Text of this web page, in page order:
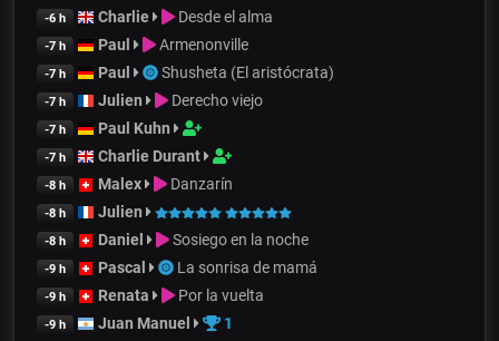
-6 h Charlie Desde el alma
-7 h Paul Armenonville
-7 h Paul Shusheta (El aristócrata)
-7 h Julien Derecho viejo
-7 h Paul Kuhn
-7 h Charlie Durant
-8 h Malex Danzarín
-8 h Julien
-8 h Daniel Sosiego en la noche
-9 h Pascal La sonrisa de mamá
-9 h Renata Por la vuelta
-9 h Juan Manuel 1